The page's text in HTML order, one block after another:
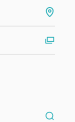
ド)が増え、部